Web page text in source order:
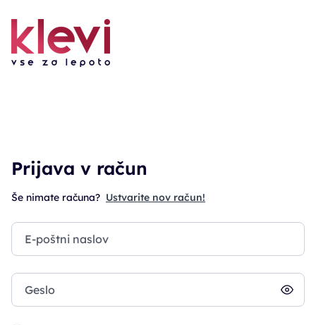
Prijava v račun
Še nimate računa? Ustvarite nov račun!